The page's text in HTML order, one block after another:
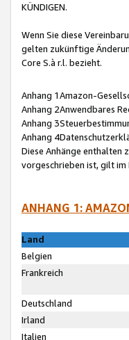
KÜNDIGEN.
Wenn Sie diese
gelten zukünftige
Core S.à r.l. bezieht.
Anhang 1Amazon-
Anhang 2Anwendbares
Anhang
Anhang
Diese Anhänge enthalten
vorgeschrieben ist, gilt im
ANHANG 1:
Land
Belgien
Frankreich
Deutschland
Irland
Italien